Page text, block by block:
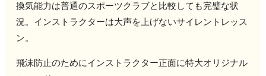
換気能力は普通のスポーツクラブと比較しても完璧な状
況。インストラクターは大声を上げないサイレントレッス
ン。
飛沫防止のためにインストラクター正面に特大オリジナル